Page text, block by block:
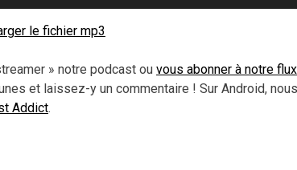
le fichier mp3
» notre podcast ou vous abonner à notre
et laissez-y un commentaire ! Sur Android,
Addict.